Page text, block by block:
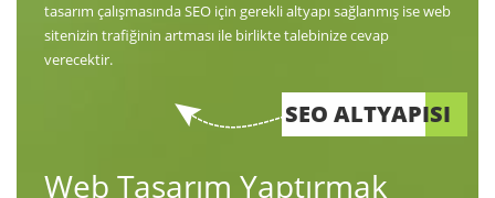
tasarım çalışmasında SEO için gerekli altyapı sağlanmış ise web
sitenizin trafiğinin artması ile birlikte talebinize cevap
verecektir.
SEO ALTYAPISI
Web Tasarım Yaptırmak